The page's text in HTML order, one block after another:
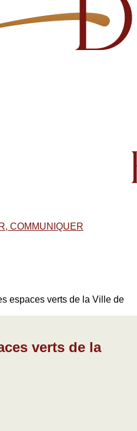
COMMUNIQUER
espaces verts de la Ville de
verts de la